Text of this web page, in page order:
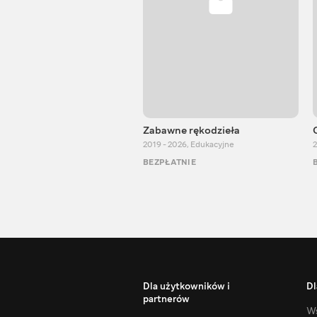
Zabawne rękodzieła
2019 - 2026, Edukacyjne
BEZPŁATNIE
Dla użytkowników i
partnerów